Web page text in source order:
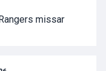
missar